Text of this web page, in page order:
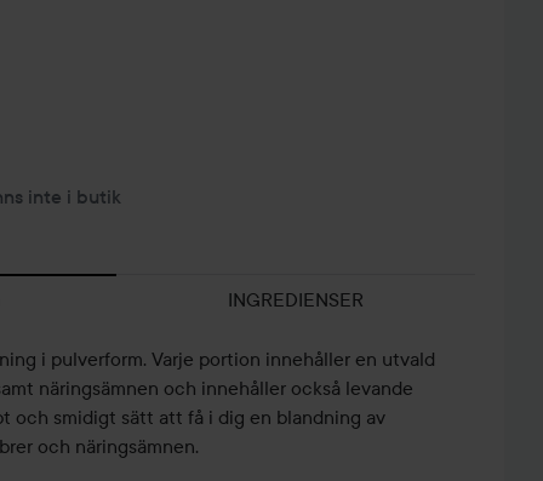
inte i butik
INGREDIENSER
i pulverform. Varje portion innehåller en utvald
näringsämnen och innehåller också levande
och smidigt sätt att få i dig en blandning av
och näringsämnen.